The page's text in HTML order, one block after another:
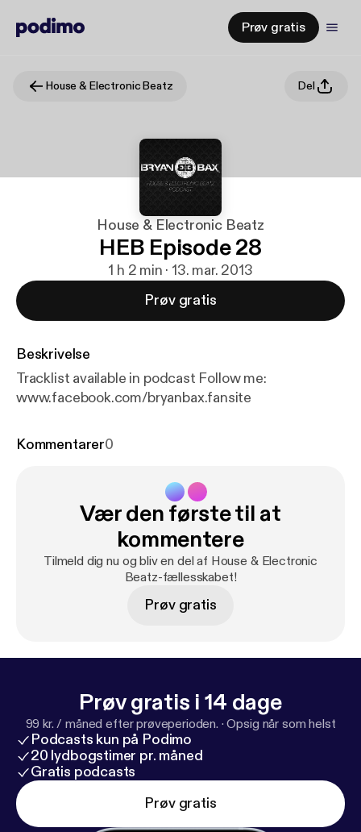
Prøv gratis
House & Electronic Beatz Del
House & Electronic Beatz
HEB Episode 28
1 h 2 min · 13. mar. 2013
Prøv gratis
Beskrivelse
Tracklist available in podcast Follow me:
www.facebook.com/bryanbax.fansite
Kommentarer0
Vær den første til at
kommentere
Tilmeld dig nu og bliv en del af House & Electronic
Beatz-fællesskabet!
Prøv gratis
Prøv gratis i 14 dage
99 kr. / måned efter prøveperioden. ·Opsig når som helst
Podcasts kun på Podimo
20 lydbogstimer pr. måned
Gratis podcasts
Prøv gratis